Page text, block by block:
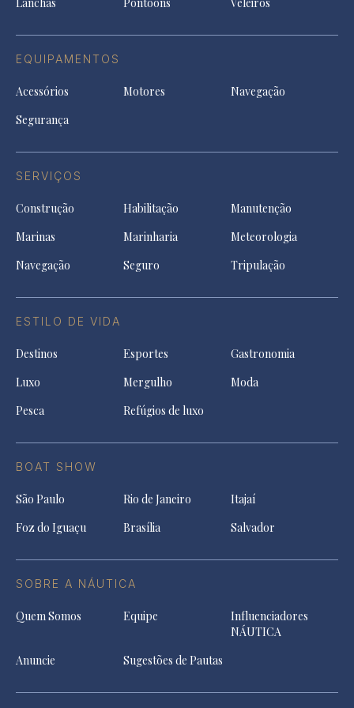
EQUIPAMENTOS
Acessórios Motores
Navegação
Segurança
SERVIÇOS
Construção Habilitação
Manutenção
Marinas
Marinharia
Meteorologia
Navegação
Seguro Tripulação
ESTILO DE VIDA
Destinos Esportes
Gastronomia
Luxo
Mergulho
Moda
Pesca
Refúgios de luxo
BOAT SHOW
São Paulo Rio de Janeiro
Itajaí
Foz do Iguaçu
Brasília Salvador
SOBRE A NÁUTICA
Quem Somos Equipe
Influenciadores
NÁUTICA
Anuncie
Sugestões de Pautas